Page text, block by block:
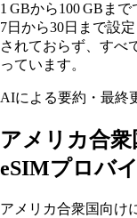
1 GBから100 GBま
7日から30日まで設
されておらず、すべ
っています。
AIによる要約・最終
アメリカ合
eSIMプロバ
アメリカ合衆国向け